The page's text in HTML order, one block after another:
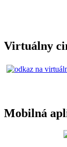
Virtuálny
Mobilná